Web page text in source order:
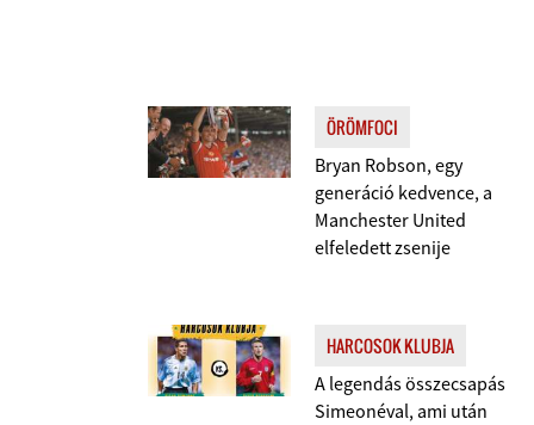
ÖRÖMFOCI
Bryan Robson, egy
generáció kedvence, a
Manchester United
elfeledett zsenije
HARCOSOK KLUBJA
A legendás összecsapás
Simeonéval, ami után